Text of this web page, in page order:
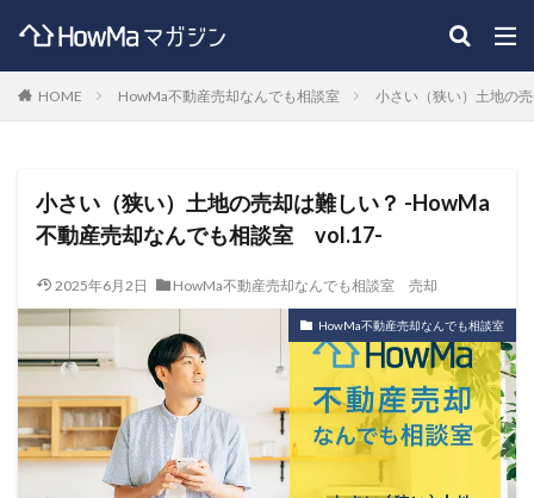
HOME HowMa不動産売却なんでも相談室 小さい（狭い）土地の
小さい（狭い）土地の売却は難しい？ -HowMa
不動産売却なんでも相談室 vol.17-
2025年6月2日 HowMa不動産売却なんでも相談室 売却
HowMa不動産売却なんでも相談室